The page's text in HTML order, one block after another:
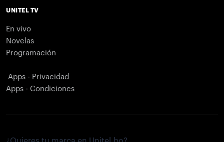
UNITEL TV
En vivo
Novelas
Programación
Apps - Privacidad
Apps - Condiciones